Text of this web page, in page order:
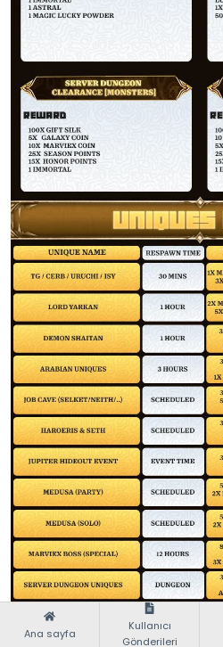
Ana sayfa
Kullanıcı
Gönderileri